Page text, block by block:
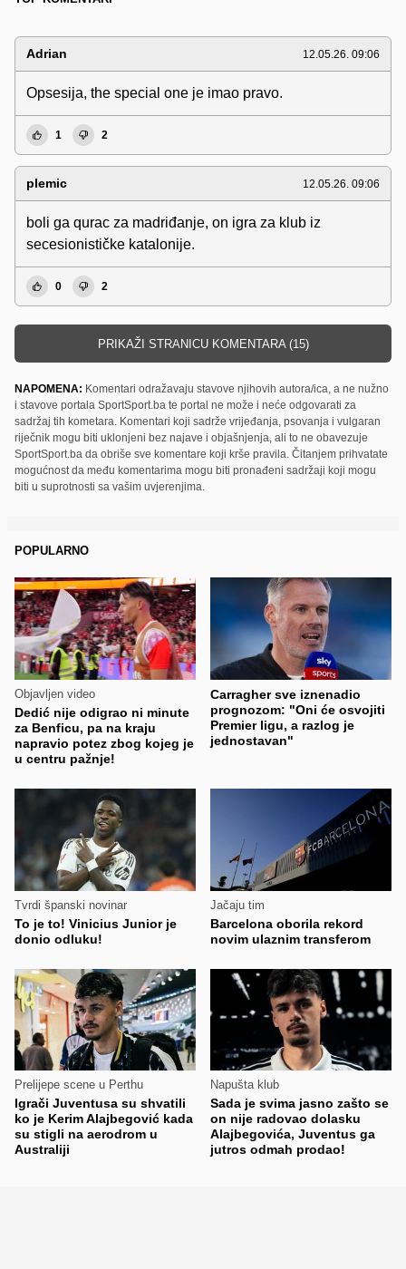
Adrian 12.05.26. 09:06
Opsesija, the special one je imao pravo.
1 2
plemic 12.05.26. 09:06
boli ga qurac za madriđanje, on igra za klub iz
secesionističke katalonije.
0 2
PRIKAŽI STRANICU KOMENTARA (15)
NAPOMENA: Komentari odražavaju stavove njihovih autora/ica, a ne nužno
i stavove portala SportSport.ba te portal ne može i neće odgovarati za
sadržaj tih kometara. Komentari koji sadrže vrijeđanja, psovanja i vulgaran
riječnik mogu biti uklonjeni bez najave i objašnjenja, ali to ne obavezuje
SportSport.ba da obriše sve komentare koji krše pravila. Čitanjem prihvatate
mogućnost da među komentarima mogu biti pronađeni sadržaji koji mogu
biti u suprotnosti sa vašim uvjerenjima.
POPULARNO
Objavljen video
Dedić nije odigrao ni minute
za Benficu, pa na kraju
napravio potez zbog kojeg je
u centru pažnje!
Carragher sve iznenadio
prognozom: "Oni će osvojiti
Premier ligu, a razlog je
jednostavan"
Tvrdi španski novinar
To je to! Vinicius Junior je
donio odluku!
Jačaju tim
Barcelona oborila rekord
novim ulaznim transferom
Prelijepe scene u Perthu
Igrači Juventusa su shvatili
ko je Kerim Alajbegović kada
su stigli na aerodrom u
Australiji
Napušta klub
Sada je svima jasno zašto se
on nije radovao dolasku
Alajbegovića, Juventus ga
jutros odmah prodao!